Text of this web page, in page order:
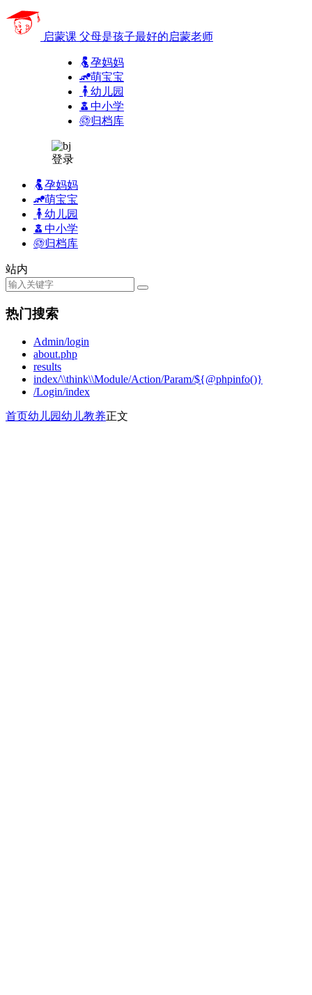
启蒙课 父母是孩子最好的启蒙老师
孕妈妈
萌宝宝
幼儿园
中小学
归档库
登录
孕妈妈
萌宝宝
幼儿园
中小学
归档库
站内
热门搜索
Admin/login
about.php
results
index/\\think\\Module/Action/Param/${@phpinfo()}
/Login/index
首页幼儿园幼儿教养正文